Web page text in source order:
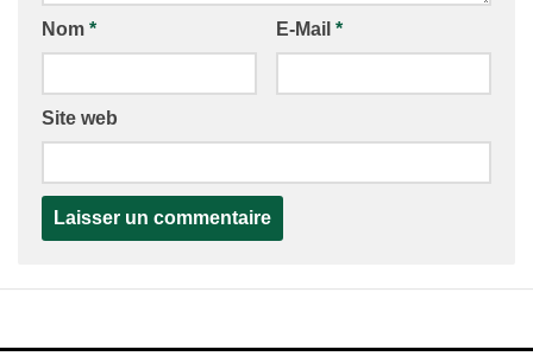
Nom * E-Mail *
Site web